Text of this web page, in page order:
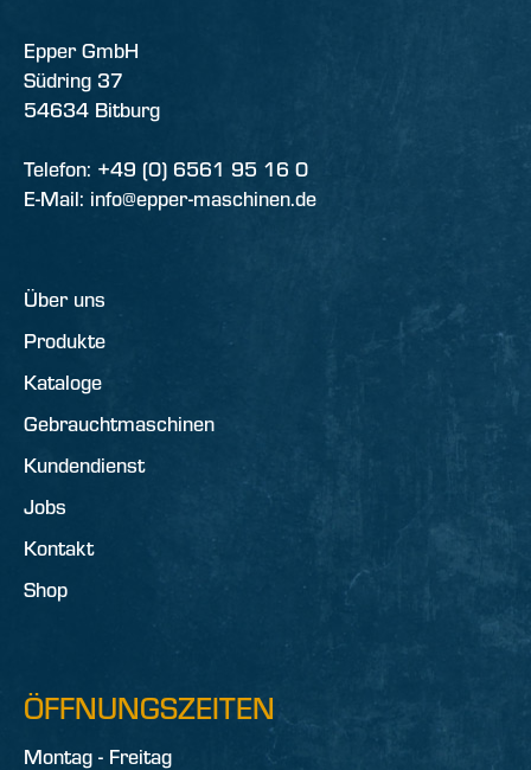
Epper GmbH
Südring 37
54634 Bitburg
Telefon: +49 (0) 6561 95 16 0
E-Mail: info@epper-maschinen.de
Über uns
Produkte
Kataloge
Gebrauchtmaschinen
Kundendienst
Jobs
Kontakt
Shop
ÖFFNUNGSZEITEN
Montag - Freitag